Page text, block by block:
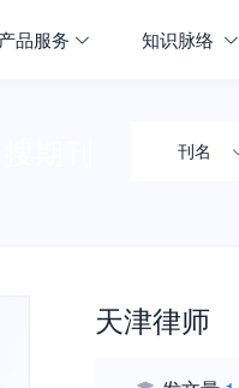
产品服务 知识脉络
刊名
天津律师